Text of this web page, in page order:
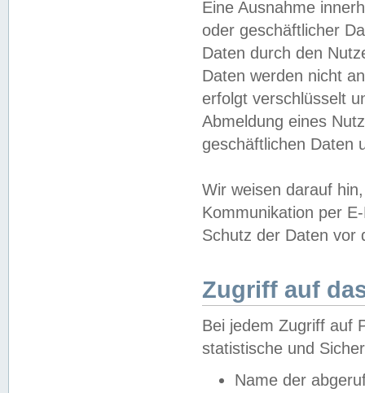
Eine Ausnahme
oder geschäftlicher
Daten durch den
Daten werden nicht
erfolgt verschlüsselt
Abmeldung eines
geschäftlichen Daten
Wir weisen darauf
Kommunikation per
Schutz der Daten vor
Zugriff auf
Bei jedem Zugriff auf
statistische und
Name der